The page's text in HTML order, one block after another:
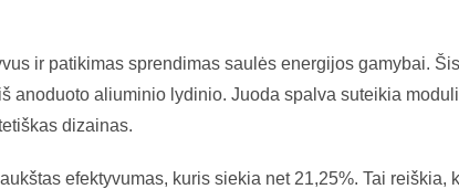
ir patikimas sprendimas saulės energijos gamybai.
anoduoto aliuminio lydinio. Juoda spalva suteikia
dizainas.
efektyvumas, kuris siekia net 21,25%. Tai reiškia,